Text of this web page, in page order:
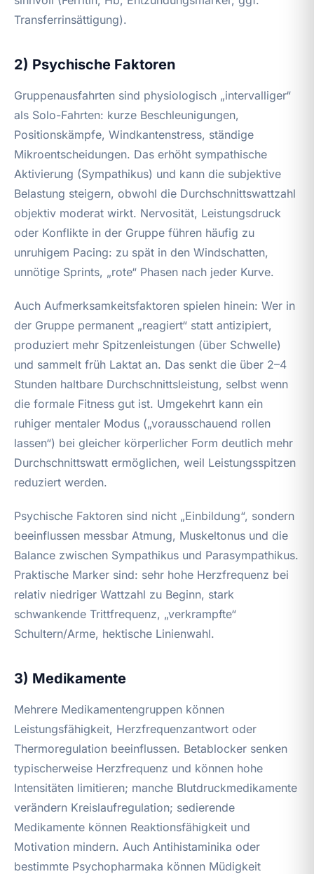
Transferrinsättigung).
2) Psychische Faktoren
Gruppenausfahrten sind physiologisch „intervalliger“
als Solo-Fahrten: kurze Beschleunigungen,
Positionskämpfe, Windkantenstress, ständige
Mikroentscheidungen. Das erhöht sympathische
Aktivierung (Sympathikus) und kann die subjektive
Belastung steigern, obwohl die Durchschnittswattzahl
objektiv moderat wirkt. Nervosität, Leistungsdruck
oder Konflikte in der Gruppe führen häufig zu
unruhigem Pacing: zu spät in den Windschatten,
unnötige Sprints, „rote“ Phasen nach jeder Kurve.
Auch Aufmerksamkeitsfaktoren spielen hinein: Wer in
der Gruppe permanent „reagiert“ statt antizipiert,
produziert mehr Spitzenleistungen (über Schwelle)
und sammelt früh Laktat an. Das senkt die über 2–4
Stunden haltbare Durchschnittsleistung, selbst wenn
die formale Fitness gut ist. Umgekehrt kann ein
ruhiger mentaler Modus („vorausschauend rollen
lassen“) bei gleicher körperlicher Form deutlich mehr
Durchschnittswatt ermöglichen, weil Leistungsspitzen
reduziert werden.
Psychische Faktoren sind nicht „Einbildung“, sondern
beeinflussen messbar Atmung, Muskeltonus und die
Balance zwischen Sympathikus und Parasympathikus.
Praktische Marker sind: sehr hohe Herzfrequenz bei
relativ niedriger Wattzahl zu Beginn, stark
schwankende Trittfrequenz, „verkrampfte“
Schultern/Arme, hektische Linienwahl.
3) Medikamente
Mehrere Medikamentengruppen können
Leistungsfähigkeit, Herzfrequenzantwort oder
Thermoregulation beeinflussen. Betablocker senken
typischerweise Herzfrequenz und können hohe
Intensitäten limitieren; manche Blutdruckmedikamente
verändern Kreislaufregulation; sedierende
Medikamente können Reaktionsfähigkeit und
Motivation mindern. Auch Antihistaminika oder
bestimmte Psychopharmaka können Müdigkeit